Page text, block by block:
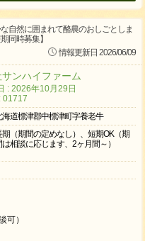
自然に囲まれて酪農のおしごとしま
同時募集】
情報更新日 2026/06/09
ンハイファーム
: 2026年10月29日
01717
海道標津郡中標津町字養老牛
期（期間の定めなし）、短期OK（期
は相談に応じます、2ヶ月間～）
可）